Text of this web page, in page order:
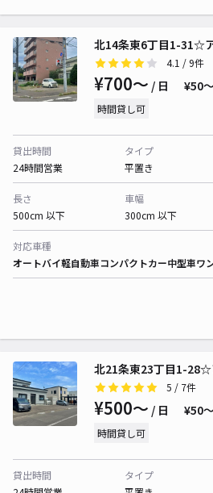
北14条東6丁目1-31☆
4.1 / 9件
¥700〜 / 日 ¥50
時間貸し可
貸出時間
24時間営業
タイプ
平置き
長さ
500cm 以下
車幅
300cm 以下
対応車種
オートバイ軽自動車コンパクトカー中型車ワ
北21条東23丁目1-28☆
5 / 7件
¥500〜 / 日 ¥50
時間貸し可
貸出時間
タイプ